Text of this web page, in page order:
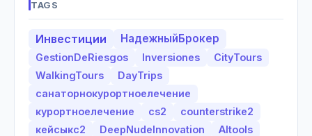
TAGS
Инвестиции НадежныйБрокер
GestionDeRiesgos Inversiones
CityTours
WalkingTours
DayTrips
санаторнокурортноелечение
курортноелечение
cs2
counterstrike2
кейсыкс2
DeepNudeInnovation
AItools